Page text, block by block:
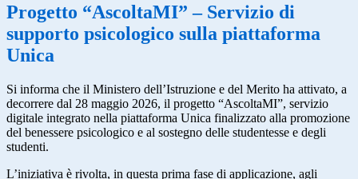
Progetto “AscoltaMI” – Servizio di
supporto psicologico sulla piattaforma
Unica
Si informa che il Ministero dell’Istruzione e del Merito ha attivato, a
decorrere dal 28 maggio 2026, il progetto “AscoltaMI”, servizio
digitale integrato nella piattaforma Unica finalizzato alla promozione
del benessere psicologico e al sostegno delle studentesse e degli
studenti.
L’iniziativa è rivolta, in questa prima fase di applicazione, agli